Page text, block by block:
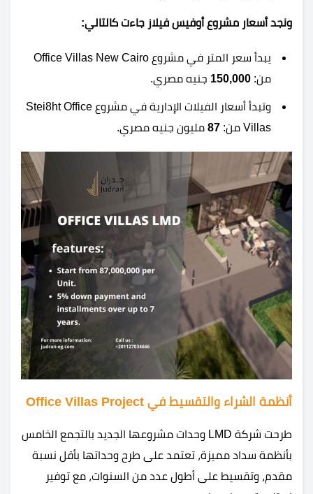
ونجد أسعار مشروع أوفيس فيلاز جاءت كالتالي:
يبدأ سعر المتر في مشروع Office Villas New Cairo
من: 150,000 جنيه مصري.
وتبدأ أسعار الفيلات الإدارية في مشروع Stei8ht Office
Villas من:
87 مليون جنيه مصري.
أنظمة الشراء والتقسيط في Office Villas Project
طرحت شركة LMD وحدات مشروعها الجديد بالتجمع الخامس
بأنظمة سداد مميزة، تعتمد على طرح وحداتها بأقل نسبة
مقدم، وتقسيط على أطول عدد من السنوات، مع توفير